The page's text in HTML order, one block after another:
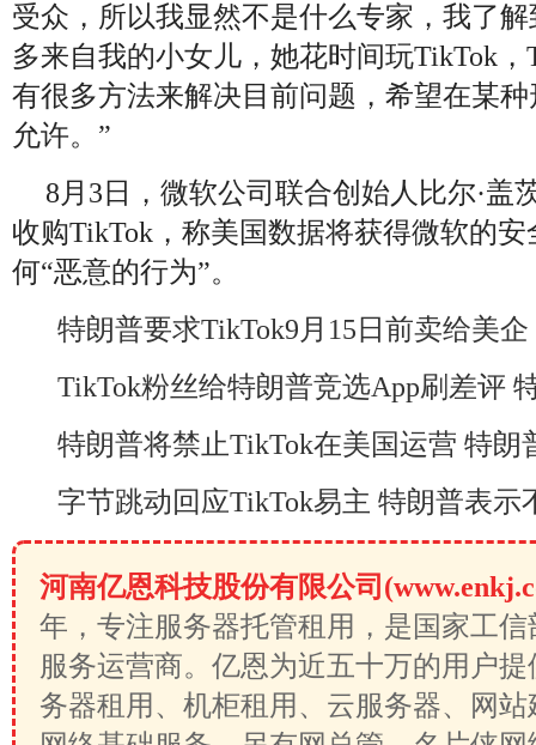
受众，所以我显然不是什么专家，我了
多来自我的小女儿，她花时间玩TikTok
有很多方法来解决目前问题，希望在某
允许。”
8月3日，微软公司联合创始人比尔·盖
收购TikTok，称美国数据将获得微软的
何“恶意的行为”。
特朗普要求TikTok9月15日前卖给美
TikTok粉丝给特朗普竞选App刷差评
特朗普将禁止TikTok在美国运营 特朗
字节跳动回应TikTok易主 特朗普表示
河南亿恩科技股份有限公司
年，专注服务器托管租用，是国家工
服务运营商。亿恩为近五十万的用户
务器租用、机柜租用、云服务器、网